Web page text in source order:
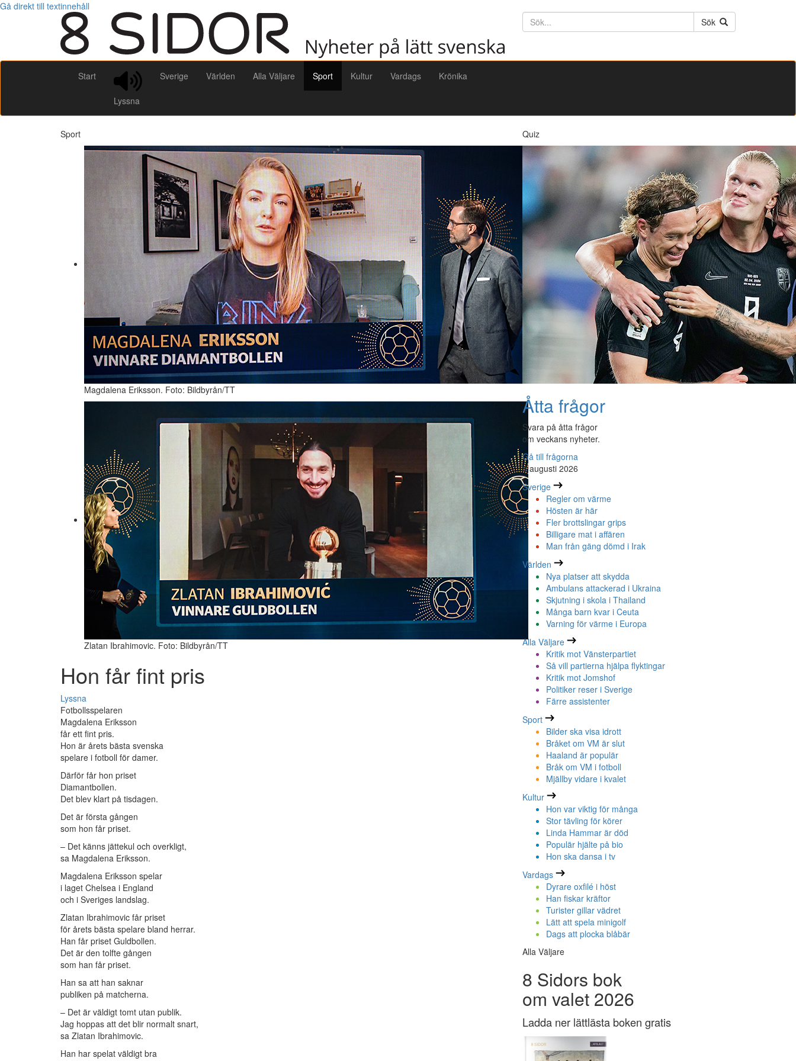
Gå direkt till textinnehåll
Söktext
Sök
Start
Lyssna
Sverige Världen Alla Väljare Sport Kultur Vardags Krönika
Sport
Magdalena Eriksson. Foto: Bildbyrån/TT
Zlatan Ibrahimovic. Foto: Bildbyrån/TT
Hon får fint pris
Lyssna
Fotbollsspelaren
Magdalena Eriksson
får ett fint pris.
Hon är årets bästa svenska
spelare i fotboll för damer.
Därför får hon priset
Diamantbollen.
Det blev klart på tisdagen.
Det är första gången
som hon får priset.
– Det känns jättekul och overkligt,
sa Magdalena Eriksson.
Magdalena Eriksson spelar
i laget Chelsea i England
och i Sveriges landslag.
Zlatan Ibrahimovic får priset
för årets bästa spelare bland herrar.
Han får priset Guldbollen.
Det är den tolfte gången
som han får priset.
Han sa att han saknar
publiken på matcherna.
– Det är väldigt tomt utan publik.
Jag hoppas att det blir normalt snart,
sa Zlatan Ibrahimovic.
Han har spelat väldigt bra
Quiz
Åtta frågor
Svara på åtta frågor
om veckans nyheter.
Gå till frågorna
4 augusti 2026
Sverige
Regler om värme
Hösten är här
Fler brottslingar grips
Billigare mat i affären
Man från gäng dömd i Irak
Världen
Nya platser att skydda
Ambulans attackerad i Ukraina
Skjutning i skola i Thailand
Många barn kvar i Ceuta
Varning för värme i Europa
Alla Väljare
Kritik mot Vänsterpartiet
Så vill partierna hjälpa flyktingar
Kritik mot Jomshof
Politiker reser i Sverige
Färre assistenter
Sport
Bilder ska visa idrott
Bråket om VM är slut
Haaland är populär
Bråk om VM i fotboll
Mjällby vidare i kvalet
Kultur
Hon var viktig för många
Stor tävling för körer
Linda Hammar är död
Populär hjälte på bio
Hon ska dansa i tv
Vardags
Dyrare oxfilé i höst
Han fiskar kräftor
Turister gillar vädret
Lätt att spela minigolf
Dags att plocka blåbär
Alla Väljare
8 Sidors bok
om valet 2026
Ladda ner lättlästa boken gratis